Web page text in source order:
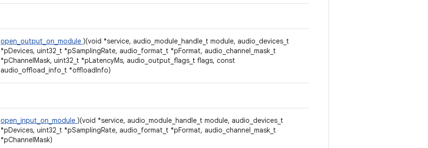
open_output_on_module )(void *service, audio_module_handle_t module, audio_devices_t
*pDevices, uint32_t *pSamplingRate, audio_format_t *pFormat, audio_channel_mask_t
*pChannelMask, uint32_t *pLatencyMs, audio_output_flags_t flags, const
audio_offload_info_t *offloadInfo)
open_input_on_module )(void *service, audio_module_handle_t module, audio_devices_t
*pDevices, uint32_t *pSamplingRate, audio_format_t *pFormat, audio_channel_mask_t
*pChannelMask)